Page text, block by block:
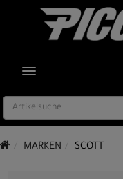
TOGGLE NAVIGATION
MARKEN SCOTT